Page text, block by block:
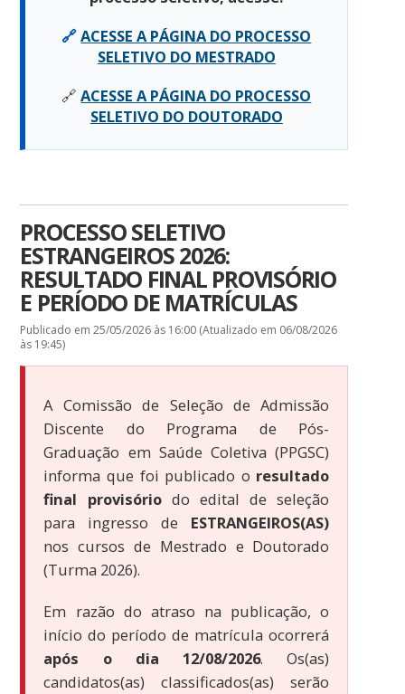
🔗ACESSE A PÁGINA DO PROCESSO
SELETIVO DO MESTRADO
🔗ACESSE A PÁGINA DO PROCESSO
SELETIVO DO DOUTORADO
PROCESSO SELETIVO
ESTRANGEIROS 2026:
RESULTADO FINAL PROVISÓRIO
E PERÍODO DE MATRÍCULAS
Publicado em 25/05/2026 às 16:00 (Atualizado em 06/08/2026
às 19:45)
A Comissão de Seleção de Admissão
Discente do Programa de Pós-
Graduação em Saúde Coletiva (PPGSC)
informa que foi publicado o resultado
final provisóriodo edital de seleção
para ingresso de ESTRANGEIROS(AS)
nos cursos de Mestrado e Doutorado
(Turma 2026).
Em razão do atraso na publicação, o
início do período de matrícula ocorrerá
após o dia 12/08/2026. Os(as)
candidatos(as) classificados(as) serão